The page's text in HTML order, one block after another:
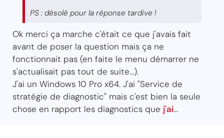
PS : désolé pour la réponse tardive !
Ok merci ça marche c'était ce que j'avais fait
avant de poser la question mais ça ne
fonctionnait pas (en faite le menu démarrer ne
s'actualisait pas tout de suite...).
J'ai un Windows 10 Pro x64. J'ai "Service de
stratégie de diagnostic" mais c'est bien la seule
chose en rapport les diagnostics que j'ai...